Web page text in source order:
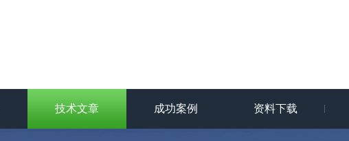
技术文章 成功案例 资料下载